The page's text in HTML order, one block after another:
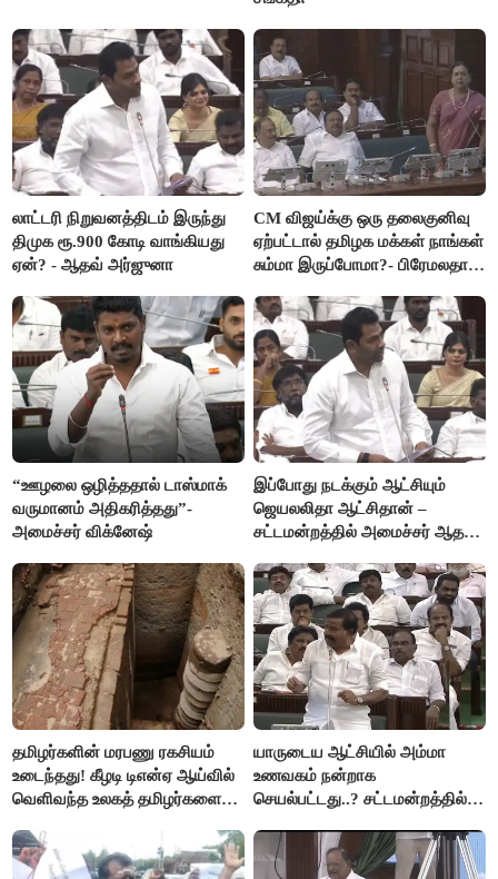
லாட்டரி நிறுவனத்திடம் இருந்து
திமுக ரூ.900 கோடி வாங்கியது
ஏன்? - ஆதவ் அர்ஜுனா
CM விஜய்க்கு ஒரு தலைகுனிவு
ஏற்பட்டால் தமிழக மக்கள் நாங்கள்
சும்மா இருப்போமா?- பிரேமலதா
“ஊழலை ஒழித்ததால் டாஸ்மாக்
வருமானம் அதிகரித்தது”-
அமைச்சர் விக்னேஷ்
இப்போது நடக்கும் ஆட்சியும்
ஜெயலலிதா ஆட்சிதான் –
சட்டமன்றத்தில் அமைச்சர் ஆதவ்
தமிழர்களின் மரபணு ரகசியம்
உடைந்தது! கீழடி டிஎன்ஏ ஆய்வில்
வெளிவந்த உலகத் தமிழர்களை
யாருடைய ஆட்சியில் அம்மா
உணவகம் நன்றாக
செயல்பட்டது..? சட்டமன்றத்தில்